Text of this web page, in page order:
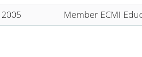
Member ECMI